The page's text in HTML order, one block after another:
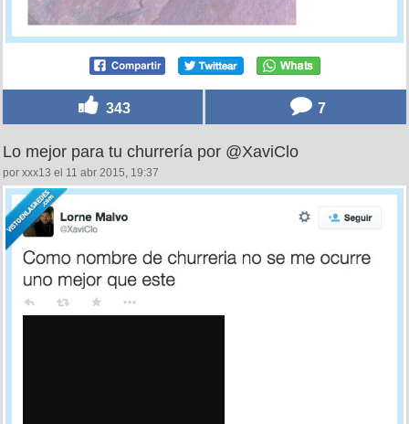
343 7
Lo mejor para tu churrería por @XaviClo
por xxx13 el 11 abr 2015, 19:37